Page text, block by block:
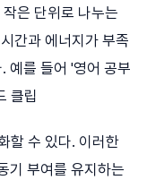
은 단위로 나누는
간과 에너지가 부족
예를 들어 '영어 공부
클립
할 수 있다. 이러한
기 부여를 유지하는